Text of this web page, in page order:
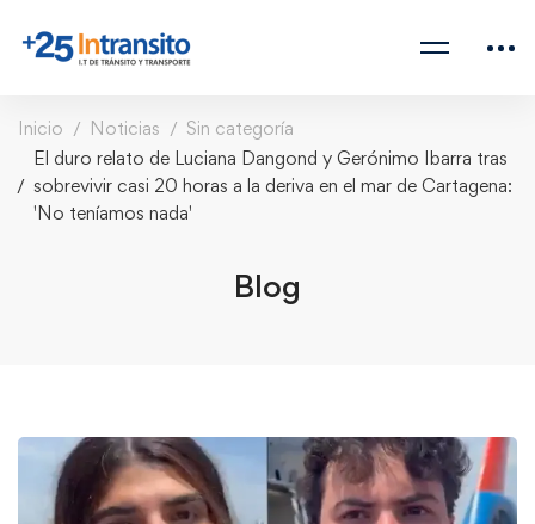
Inicio Noticias
Sin categoría
El duro relato de Luciana Dangond y Gerónimo Ibarra tras
sobrevivir casi 20 horas a la deriva en el mar de Cartagena:
'No teníamos nada'
Blog